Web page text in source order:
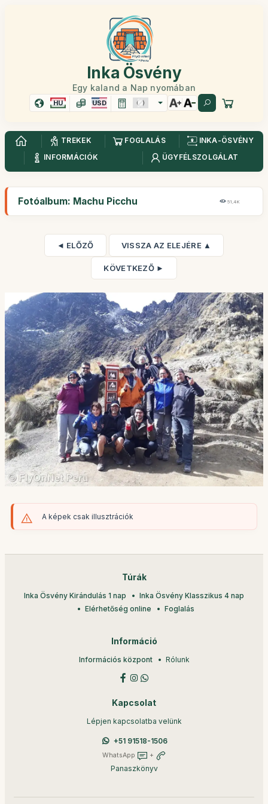
Inka Ösvény
Egy kaland a Nap nyomában
HU USD
TREKEK FOGLALÁS
INKA-ÖSVÉNY
INFORMÁCIÓK
ÜGYFÉLSZOLGÁLAT
Fotóalbum: Machu Picchu 51,4K
◄ ELŐZŐ VISSZA AZ ELEJÉRE ▲
KÖVETKEZŐ ►
A képek csak illusztrációk
Túrák
Inka Ösvény Kirándulás 1 nap
Inka Ösvény Klasszikus 4 nap
Elérhetőség online
Foglalás
Információ
Információs központ Rólunk
Kapcsolat
Lépjen kapcsolatba velünk
+51 91518-1506
WhatsApp +
Panaszkönyv